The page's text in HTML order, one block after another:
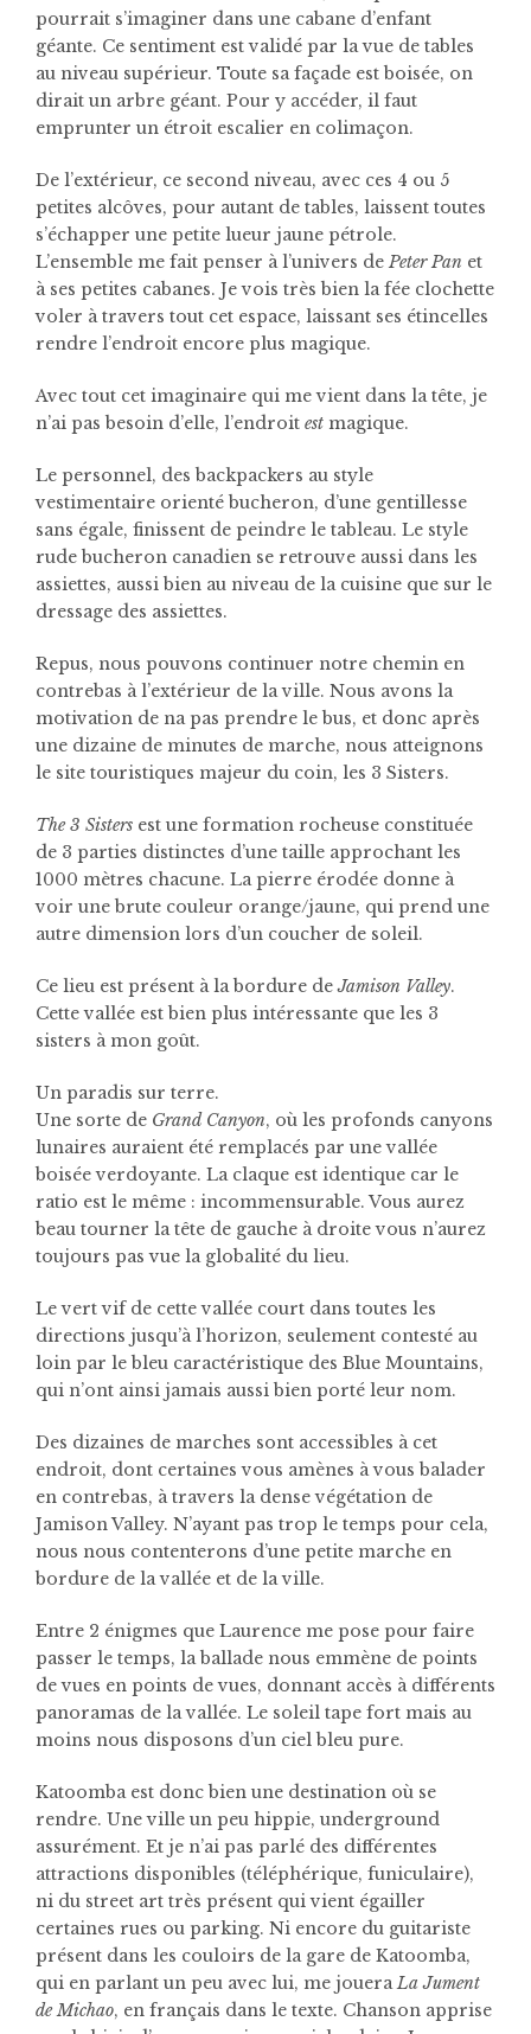
pourrait s’imaginer dans une cabane d’enfant
géante. Ce sentiment est validé par la vue de tables
au niveau supérieur. Toute sa façade est boisée, on
dirait un arbre géant. Pour y accéder, il faut
emprunter un étroit escalier en colimaçon.
De l’extérieur, ce second niveau, avec ces 4 ou 5
petites alcôves, pour autant de tables, laissent toutes
s’échapper une petite lueur jaune pétrole.
L’ensemble me fait penser à l’univers de Peter Pan et
à ses petites cabanes. Je vois très bien la fée clochette
voler à travers tout cet espace, laissant ses étincelles
rendre l’endroit encore plus magique.
Avec tout cet imaginaire qui me vient dans la tête, je
n’ai pas besoin d’elle, l’endroit est magique.
Le personnel, des backpackers au style
vestimentaire orienté bucheron, d’une gentillesse
sans égale, finissent de peindre le tableau. Le style
rude bucheron canadien se retrouve aussi dans les
assiettes, aussi bien au niveau de la cuisine que sur le
dressage des assiettes.
Repus, nous pouvons continuer notre chemin en
contrebas à l’extérieur de la ville. Nous avons la
motivation de na pas prendre le bus, et donc après
une dizaine de minutes de marche, nous atteignons
le site touristiques majeur du coin, les 3 Sisters.
The 3 Sisters est une formation rocheuse constituée
de 3 parties distinctes d’une taille approchant les
1000 mètres chacune. La pierre érodée donne à
voir une brute couleur orange/jaune, qui prend une
autre dimension lors d’un coucher de soleil.
Ce lieu est présent à la bordure deJamison Valley.
Cette vallée est bien plus intéressante que les 3
sisters à mon goût.
Un paradis sur terre.
Une sorte de Grand Canyon, où les profonds canyons
lunaires auraient été remplacés par une vallée
boisée verdoyante. La claque est identique car le
ratio est le même : incommensurable. Vous aurez
beau tourner la tête de gauche à droite vous n’aurez
toujours pas vue la globalité du lieu.
Le vert vif de cette vallée court dans toutes les
directions jusqu’à l’horizon, seulement contesté au
loin par le bleu caractéristique des Blue Mountains,
qui n’ont ainsi jamais aussi bien porté leur nom.
Des dizaines de marches sont accessibles à cet
endroit, dont certaines vous amènes à vous balader
en contrebas, à travers la dense végétation de
Jamison Valley. N’ayant pas trop le temps pour cela,
nous nous contenterons d’une petite marche en
bordure de la vallée et de la ville.
Entre 2 énigmes que Laurence me pose pour faire
passer le temps, la ballade nous emmène de points
de vues en points de vues, donnant accès à différents
panoramas de la vallée. Le soleil tape fort mais au
moins nous disposons d’un ciel bleu pure.
Katoomba est donc bien une destination où se
rendre. Une ville un peu hippie, underground
assurément. Et je n’ai pas parlé des différentes
attractions disponibles (téléphérique, funiculaire),
ni du street art très présent qui vient égailler
certaines rues ou parking. Ni encore du guitariste
présent dans les couloirs de la gare de Katoomba,
qui en parlant un peu avec lui, me joueraLa Jument
de Michao, en français dans le texte. Chanson apprise